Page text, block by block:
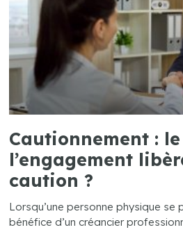
Cautionnement :
l’engagement
caution ?
Lorsqu’une personne physique se
bénéfice d’un créancier